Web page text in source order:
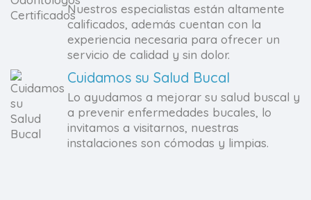
Nuestros especialistas están altamente
calificados, además cuentan con la
experiencia necesaria para ofrecer un
servicio de calidad y sin dolor.
Cuidamos su Salud Bucal
Lo ayudamos a mejorar su salud buscal y
a prevenir enfermedades bucales, lo
invitamos a visitarnos, nuestras
instalaciones son cómodas y limpias.